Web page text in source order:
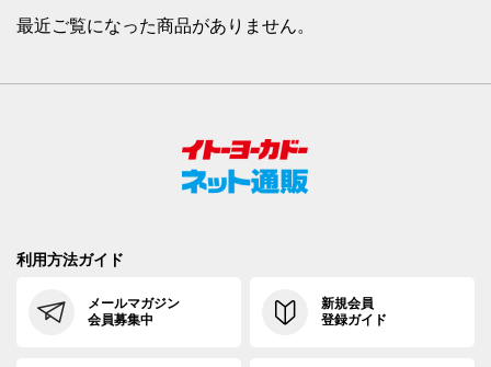
最近ご覧になった商品がありません。
利用方法ガイド
メールマガジン
会員募集中
新規会員
登録ガイド